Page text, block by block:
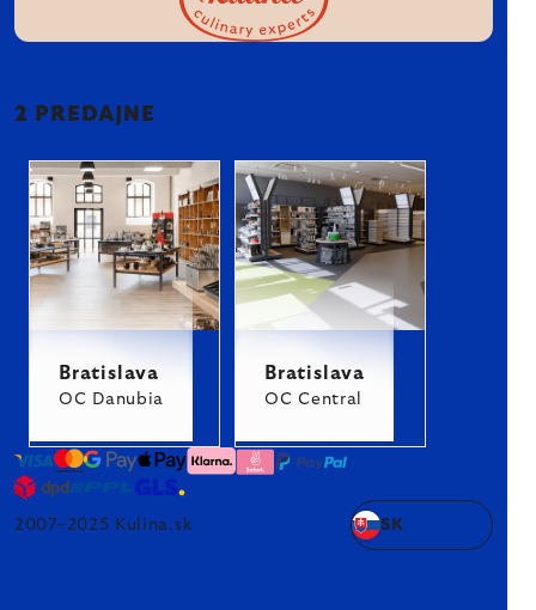
2 PREDAJNE
Bratislava
OC Danubia
Bratislava
OC Central
2007–2025 Kulina.sk SK